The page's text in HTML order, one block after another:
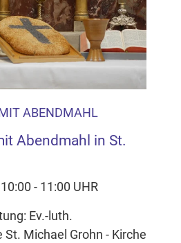
ABENDMAHL
Abendmahl in St.
- 11:00 UHR
Ev.-luth.
Michael Grohn - Kirche